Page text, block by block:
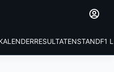
RESULTATENSTANDF1